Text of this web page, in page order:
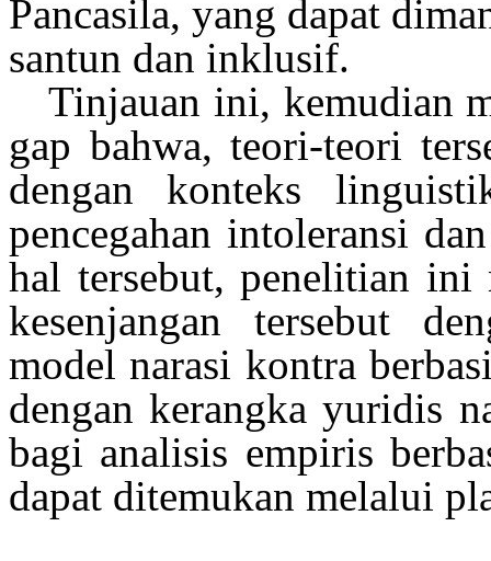
Pancasila, yang dapat
santun dan inklusif.
Tinjauan ini, kemudian
gap bahwa,teori-teori
dengan
konteks
pencegahan intoleransi
hal tersebut,penelitian ini
kesenjangan
tersebut
modelnarasi kontra
dengan kerangka yuridis
bagi analisis empiris
dapat ditemukan melalui